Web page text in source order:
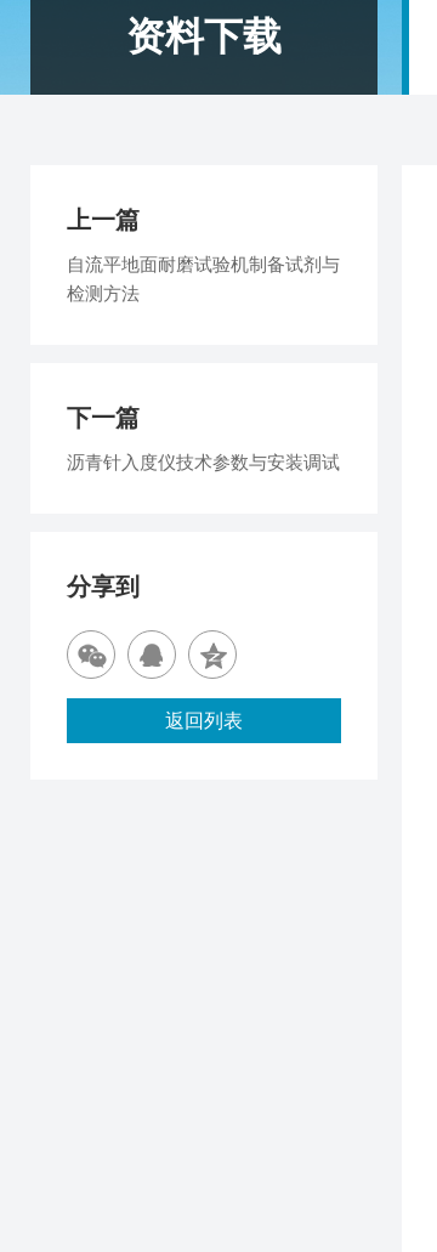
资料下载
上一篇
自流平地面耐磨试验机制备试剂与
检测方法
下一篇
沥青针入度仪技术参数与安装调试
分享到
返回列表